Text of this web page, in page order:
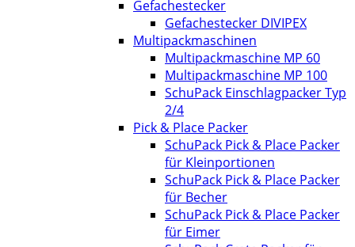
Gefachestecker
Gefachestecker DIVIPEX
Multipackmaschinen
Multipackmaschine MP 60
Multipackmaschine MP 100
SchuPack Einschlagpacker Typ
2/4
Pick & Place Packer
SchuPack Pick & Place Packer
für Kleinportionen
SchuPack Pick & Place Packer
für Becher
SchuPack Pick & Place Packer
für Eimer